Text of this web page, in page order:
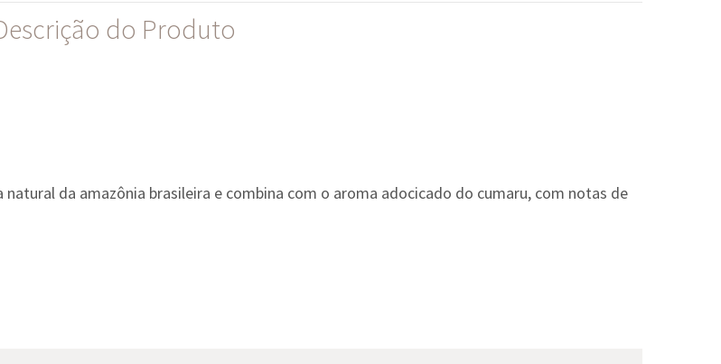
do Produto
da amazônia brasileira e combina com o aroma adocicado do cumaru, com notas de